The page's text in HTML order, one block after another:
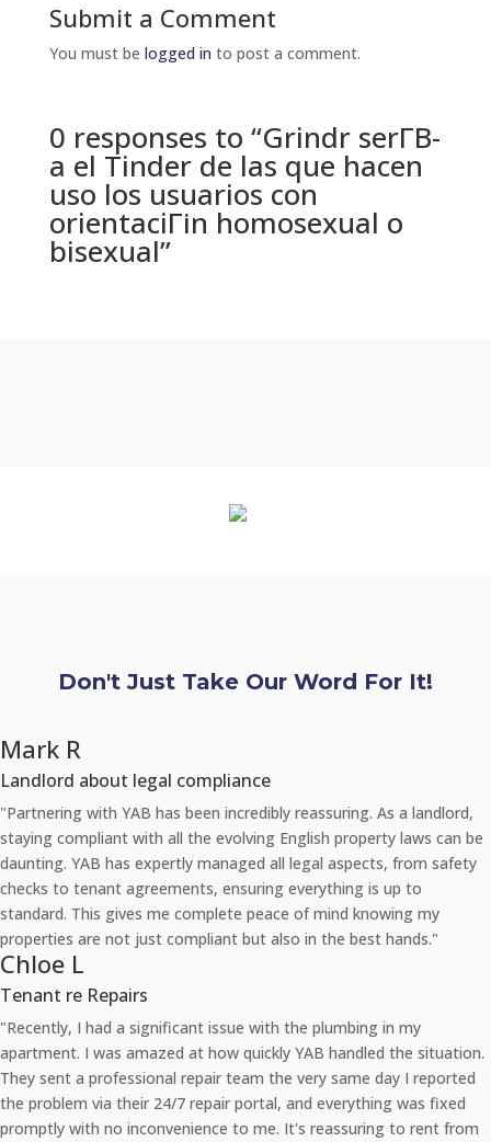
Submit a Comment
You must be logged in to post a comment.
0 responses to “Grindr serГ­В­
a el Tinder de las que hacen
uso los usuarios con
orientaciГіn homosexual o
bisexual”
Don't Just Take Our Word For It!
Mark R
Landlord about legal compliance
"Partnering with YAB has been incredibly reassuring. As a landlord,
staying compliant with all the evolving English property laws can be
daunting. YAB has expertly managed all legal aspects, from safety
checks to tenant agreements, ensuring everything is up to
standard. This gives me complete peace of mind knowing my
properties are not just compliant but also in the best hands."
Chloe L
Tenant re Repairs
"Recently, I had a significant issue with the plumbing in my
apartment. I was amazed at how quickly YAB handled the situation.
They sent a professional repair team the very same day I reported
the problem via their 24/7 repair portal, and everything was fixed
promptly with no inconvenience to me. It's reassuring to rent from